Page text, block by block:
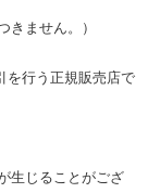
きません。）
を行う正規販売店で
生じることがござ